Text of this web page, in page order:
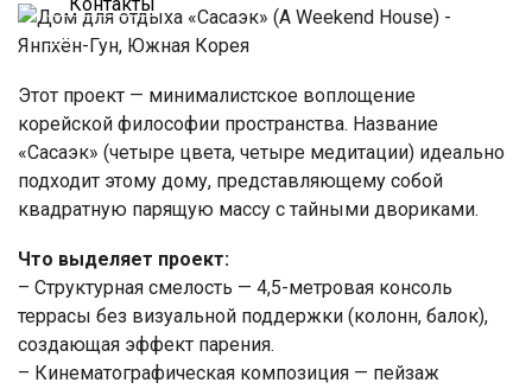
Этот проект — минималистское воплощение
корейской философии пространства. Название
«Сасаэк» (четыре цвета, четыре медитации) идеально
подходит этому дому, представляющему собой
квадратную парящую массу с тайными двориками.
Что выделяет проект:
– Структурная смелость — 4,5-метровая консоль
террасы без визуальной поддержки (колонн, балок),
создающая эффект парения.
– Кинематографическая композиция — пейзаж